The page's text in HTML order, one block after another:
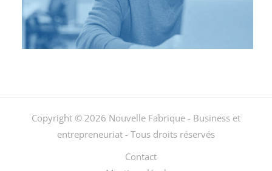
Copyright © 2026 Nouvelle Fabrique - Business et
entrepreneuriat - Tous droits réservés
Contact